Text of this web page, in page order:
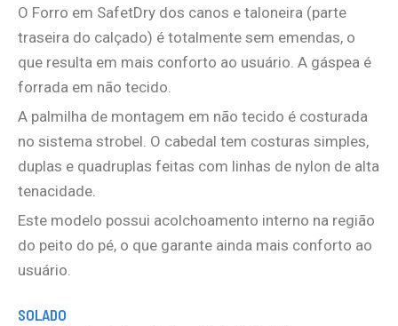
O Forro em SafetDry dos canos e taloneira (parte
traseira do calçado) é totalmente sem emendas, o
que resulta em mais conforto ao usuário. A gáspea é
forrada em não tecido.
A palmilha de montagem em não tecido é costurada
no sistema strobel. O cabedal tem costuras simples,
duplas e quadruplas feitas com linhas de nylon de alta
tenacidade.
Este modelo possui acolchoamento interno na região
do peito do pé, o que garante ainda mais conforto ao
usuário.
SOLADO